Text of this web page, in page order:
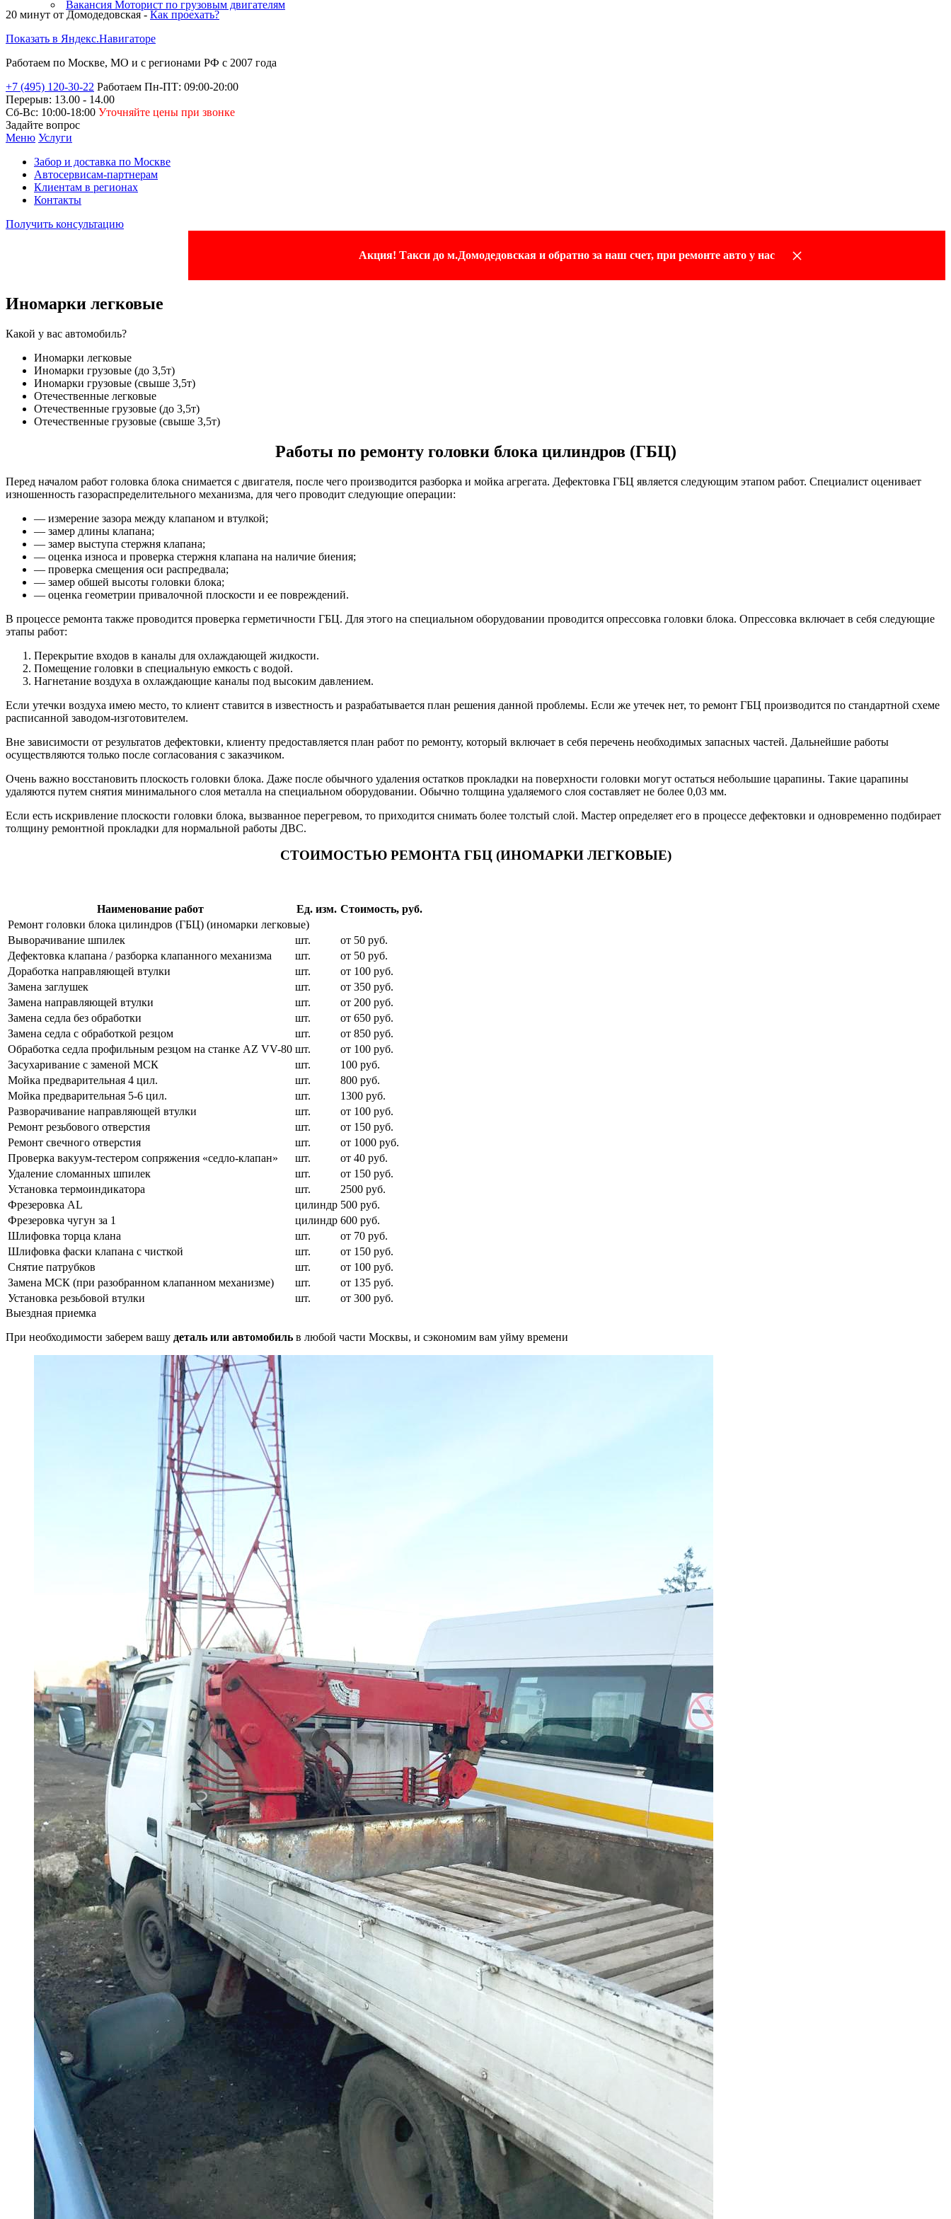
Ремонт ТНВД
TOYOTA
форсунок
Ремонт ТНВД
Вакансия Моторист по грузовым двигателям
20 минут от Домодедовская - Как проехать?
Показать в Яндекс.Навигаторе
Работаем по Москве, МО и с регионами РФ с 2007 года
+7 (495) 120-30-22 Работаем Пн-ПТ: 09:00-20:00
Перерыв: 13.00 - 14.00
Сб-Вс: 10:00-18:00 Уточняйте цены при звонке
Задайте вопрос
Меню Услуги
Забор и доставка по Москве
Автосервисам-партнерам
Клиентам в регионах
Контакты
Получить консультацию
×
Акция! Такси до м.Домодедовская и обратно за наш счет, при ремонте авто у нас
Иномарки легковые
Какой у вас автомобиль?
Иномарки легковые
Иномарки грузовые (до 3,5т)
Иномарки грузовые (свыше 3,5т)
Отечественные легковые
Отечественные грузовые (до 3,5т)
Отечественные грузовые (свыше 3,5т)
Работы по ремонту головки блока цилиндров (ГБЦ)
Перед началом работ головка блока снимается с двигателя, после чего производится разборка и мойка агрегата. Дефектовка ГБЦ является следующим этапом работ. Специалист оценивает
изношенность газораспределительного механизма, для чего проводит следующие операции:
— измерение зазора между клапаном и втулкой;
— замер длины клапана;
— замер выступа стержня клапана;
— оценка износа и проверка стержня клапана на наличие биения;
— проверка смещения оси распредвала;
— замер обшей высоты головки блока;
— оценка геометрии привалочной плоскости и ее повреждений.
В процессе ремонта также проводится проверка герметичности ГБЦ. Для этого на специальном оборудовании проводится опрессовка головки блока. Опрессовка включает в себя следующие
этапы работ:
Перекрытие входов в каналы для охлаждающей жидкости.
Помещение головки в специальную емкость с водой.
Нагнетание воздуха в охлаждающие каналы под высоким давлением.
Если утечки воздуха имею место, то клиент ставится в известность и разрабатывается план решения данной проблемы. Если же утечек нет, то ремонт ГБЦ производится по стандартной схеме
расписанной заводом-изготовителем.
Вне зависимости от результатов дефектовки, клиенту предоставляется план работ по ремонту, который включает в себя перечень необходимых запасных частей. Дальнейшие работы
осуществляются только после согласования с заказчиком.
Очень важно восстановить плоскость головки блока. Даже после обычного удаления остатков прокладки на поверхности головки могут остаться небольшие царапины. Такие царапины
удаляются путем снятия минимального слоя металла на специальном оборудовании. Обычно толщина удаляемого слоя составляет не более 0,03 мм.
Если есть искривление плоскости головки блока, вызванное перегревом, то приходится снимать более толстый слой. Мастер определяет его в процессе дефектовки и одновременно подбирает
толщину ремонтной прокладки для нормальной работы ДВС.
СТОИМОСТЬЮ РЕМОНТА ГБЦ (ИНОМАРКИ ЛЕГКОВЫЕ)
Наименование работ Ед. изм. Стоимость, руб.
Ремонт головки блока цилиндров (ГБЦ) (иномарки легковые)
Выворачивание шпилек
шт.
от 50 руб.
Дефектовка клапана / разборка клапанного механизма
шт.
от 50 руб.
Доработка направляющей втулки
шт.
от 100 руб.
Замена заглушек
шт.
от 350 руб.
Замена направляющей втулки
шт.
от 200 руб.
Замена седла без обработки
шт.
от 650 руб.
Замена седла с обработкой резцом
шт.
от 850 руб.
Обработка седла профильным резцом на станке AZ VV-80 шт.
от 100 руб.
Засухаривание с заменой МСК
шт.
100 руб.
Мойка предварительная 4 цил.
шт.
800 руб.
Мойка предварительная 5-6 цил.
шт.
1300 руб.
Разворачивание направляющей втулки
шт.
от 100 руб.
Ремонт резьбового отверстия
шт.
от 150 руб.
Ремонт свечного отверстия
шт.
от 1000 руб.
Проверка вакуум-тестером сопряжения «седло-клапан»
шт.
от 40 руб.
Удаление сломанных шпилек
шт.
от 150 руб.
Установка термоиндикатора
шт.
2500 руб.
Фрезеровка AL
цилиндр 500 руб.
Фрезеровка чугун за 1
цилиндр 600 руб.
Шлифовка торца клана
шт.
от 70 руб.
Шлифовка фаски клапана с чисткой
шт.
от 150 руб.
Снятие патрубков
шт.
от 100 руб.
Замена МСК (при разобранном клапанном механизме)
шт.
от 135 руб.
Установка резьбовой втулки
шт.
от 300 руб.
Выездная приемка
При необходимости заберем вашу деталь или автомобиль в любой части Москвы, и сэкономим вам уйму времени